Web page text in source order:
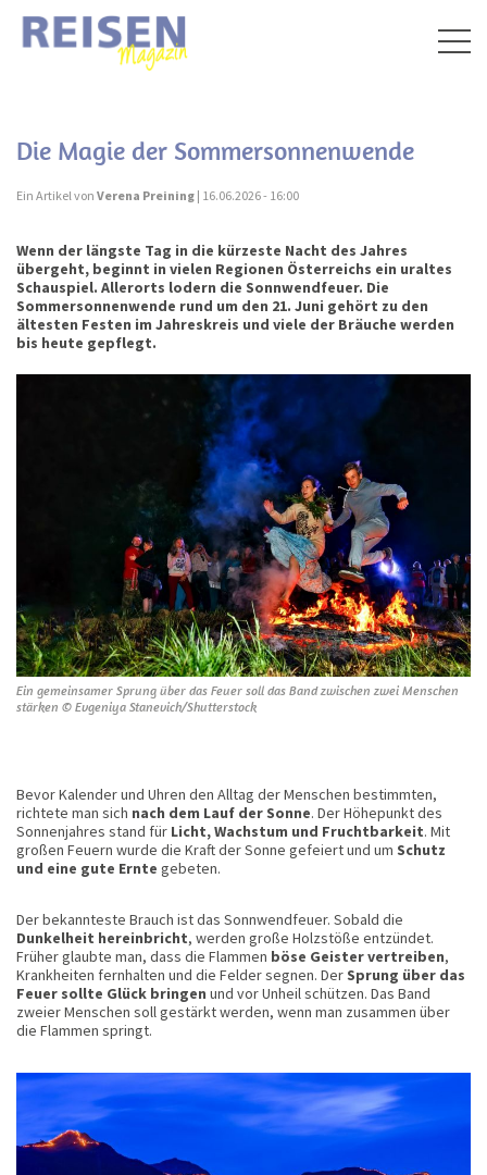
Die Magie der Sommersonnenwende
Ein Artikel von Verena Preining | 16.06.2026 - 16:00
Wenn der längste Tag in die kürzeste Nacht des Jahres
übergeht, beginnt in vielen Regionen Österreichs ein uraltes
Schauspiel. Allerorts lodern die Sonnwendfeuer. Die
Sommersonnenwende rund um den 21. Juni gehört zu den
ältesten Festen im Jahreskreis und viele der Bräuche werden
bis heute gepflegt.
Ein gemeinsamer Sprung über das Feuer soll das Band zwischen zwei Menschen
stärken © Evgeniya Stanevich/Shutterstock
Bevor Kalender und Uhren den Alltag der Menschen bestimmten,
richtete man sich nach dem Lauf der Sonne. Der Höhepunkt des
Sonnenjahres stand für Licht, Wachstum und Fruchtbarkeit. Mit
großen Feuern wurde die Kraft der Sonne gefeiert und um Schutz
und eine gute Ernte gebeten.
Der bekannteste Brauch ist das Sonnwendfeuer. Sobald die
Dunkelheit hereinbricht, werden große Holzstöße entzündet.
Früher glaubte man, dass die Flammen böse Geister vertreiben,
Krankheiten fernhalten und die Felder segnen. Der Sprung über das
Feuer sollte Glück bringen und vor Unheil schützen. Das Band
zweier Menschen soll gestärkt werden, wenn man zusammen über
die Flammen springt.